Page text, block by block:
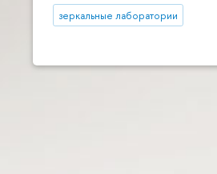
зеркальные лаборатории